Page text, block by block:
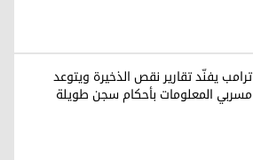
ترامب يفنّد تقارير نقص الذخيرة ويتوعد
مسربي المعلومات بأحكام سجن طويلة